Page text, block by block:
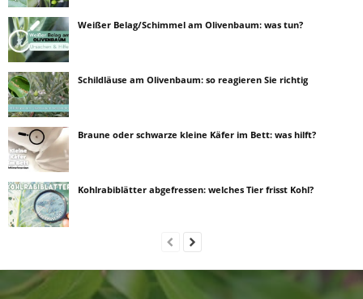
Weißer Belag/Schimmel am Olivenbaum: was tun?
Schildläuse am Olivenbaum: so reagieren Sie richtig
Braune oder schwarze kleine Käfer im Bett: was hilft?
Kohlrabiblätter abgefressen: welches Tier frisst Kohl?